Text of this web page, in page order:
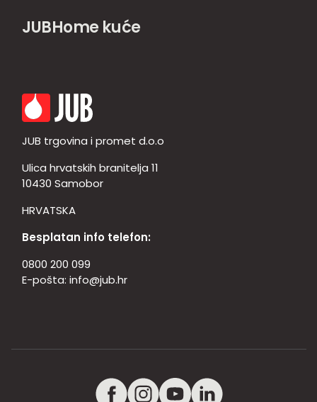
JUBHome kuće
JUB trgovina i promet d.o.o
Ulica hrvatskih branitelja 11
10430 Samobor
HRVATSKA
Besplatan info telefon:
0800 200 099
E-pošta: info@jub.hr